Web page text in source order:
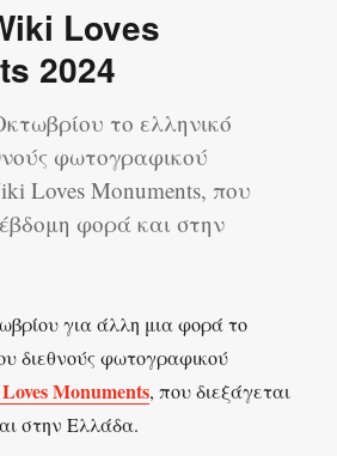
Loves
2024
το ελληνικό
φωτογραφικού
Loves Monuments, που
φορά και στην
για άλλη μια φορά το
διεθνούς φωτογραφικού
Monuments, που διεξάγεται
στην Ελλάδα.